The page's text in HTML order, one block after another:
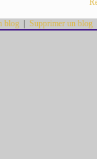
blog Supprimer un blog